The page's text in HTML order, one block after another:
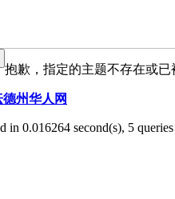
抱歉，指定的主题不存在或
州华人网
in 0.016264 second(s), 5